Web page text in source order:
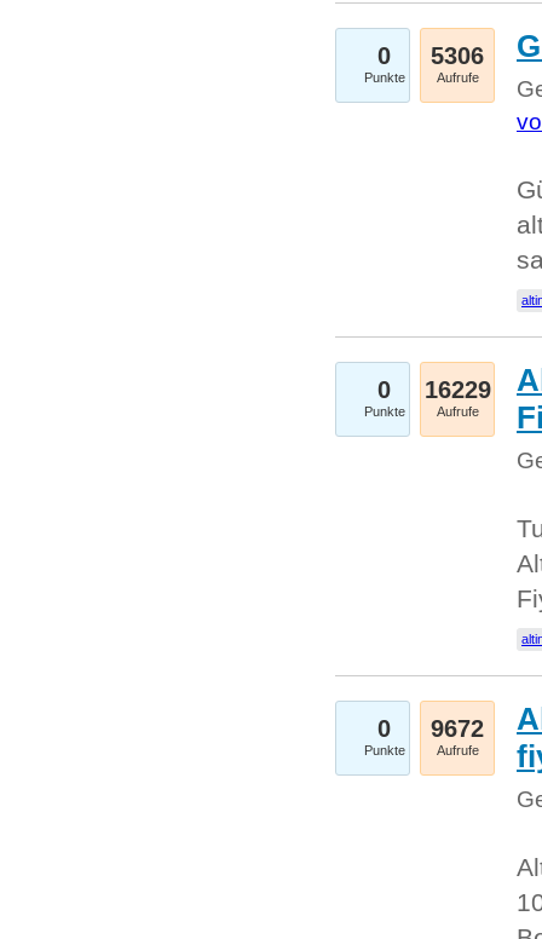
0
Punkte
5306
Aufrufe
0
Punkte
16229
Aufrufe
0
Punkte
9672
Aufrufe